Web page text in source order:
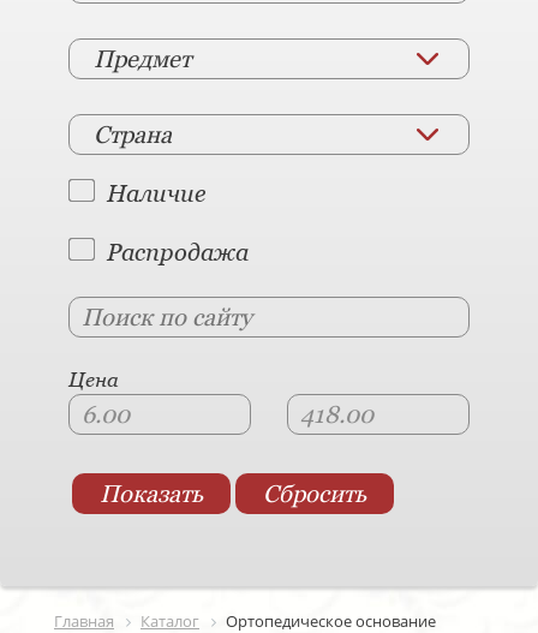
Предмет
Страна
Наличие
Распродажа
Цена
Главная Каталог Ортопедическое основание